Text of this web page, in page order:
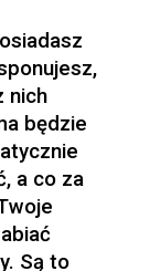
nich
będzie
a co za
Są to